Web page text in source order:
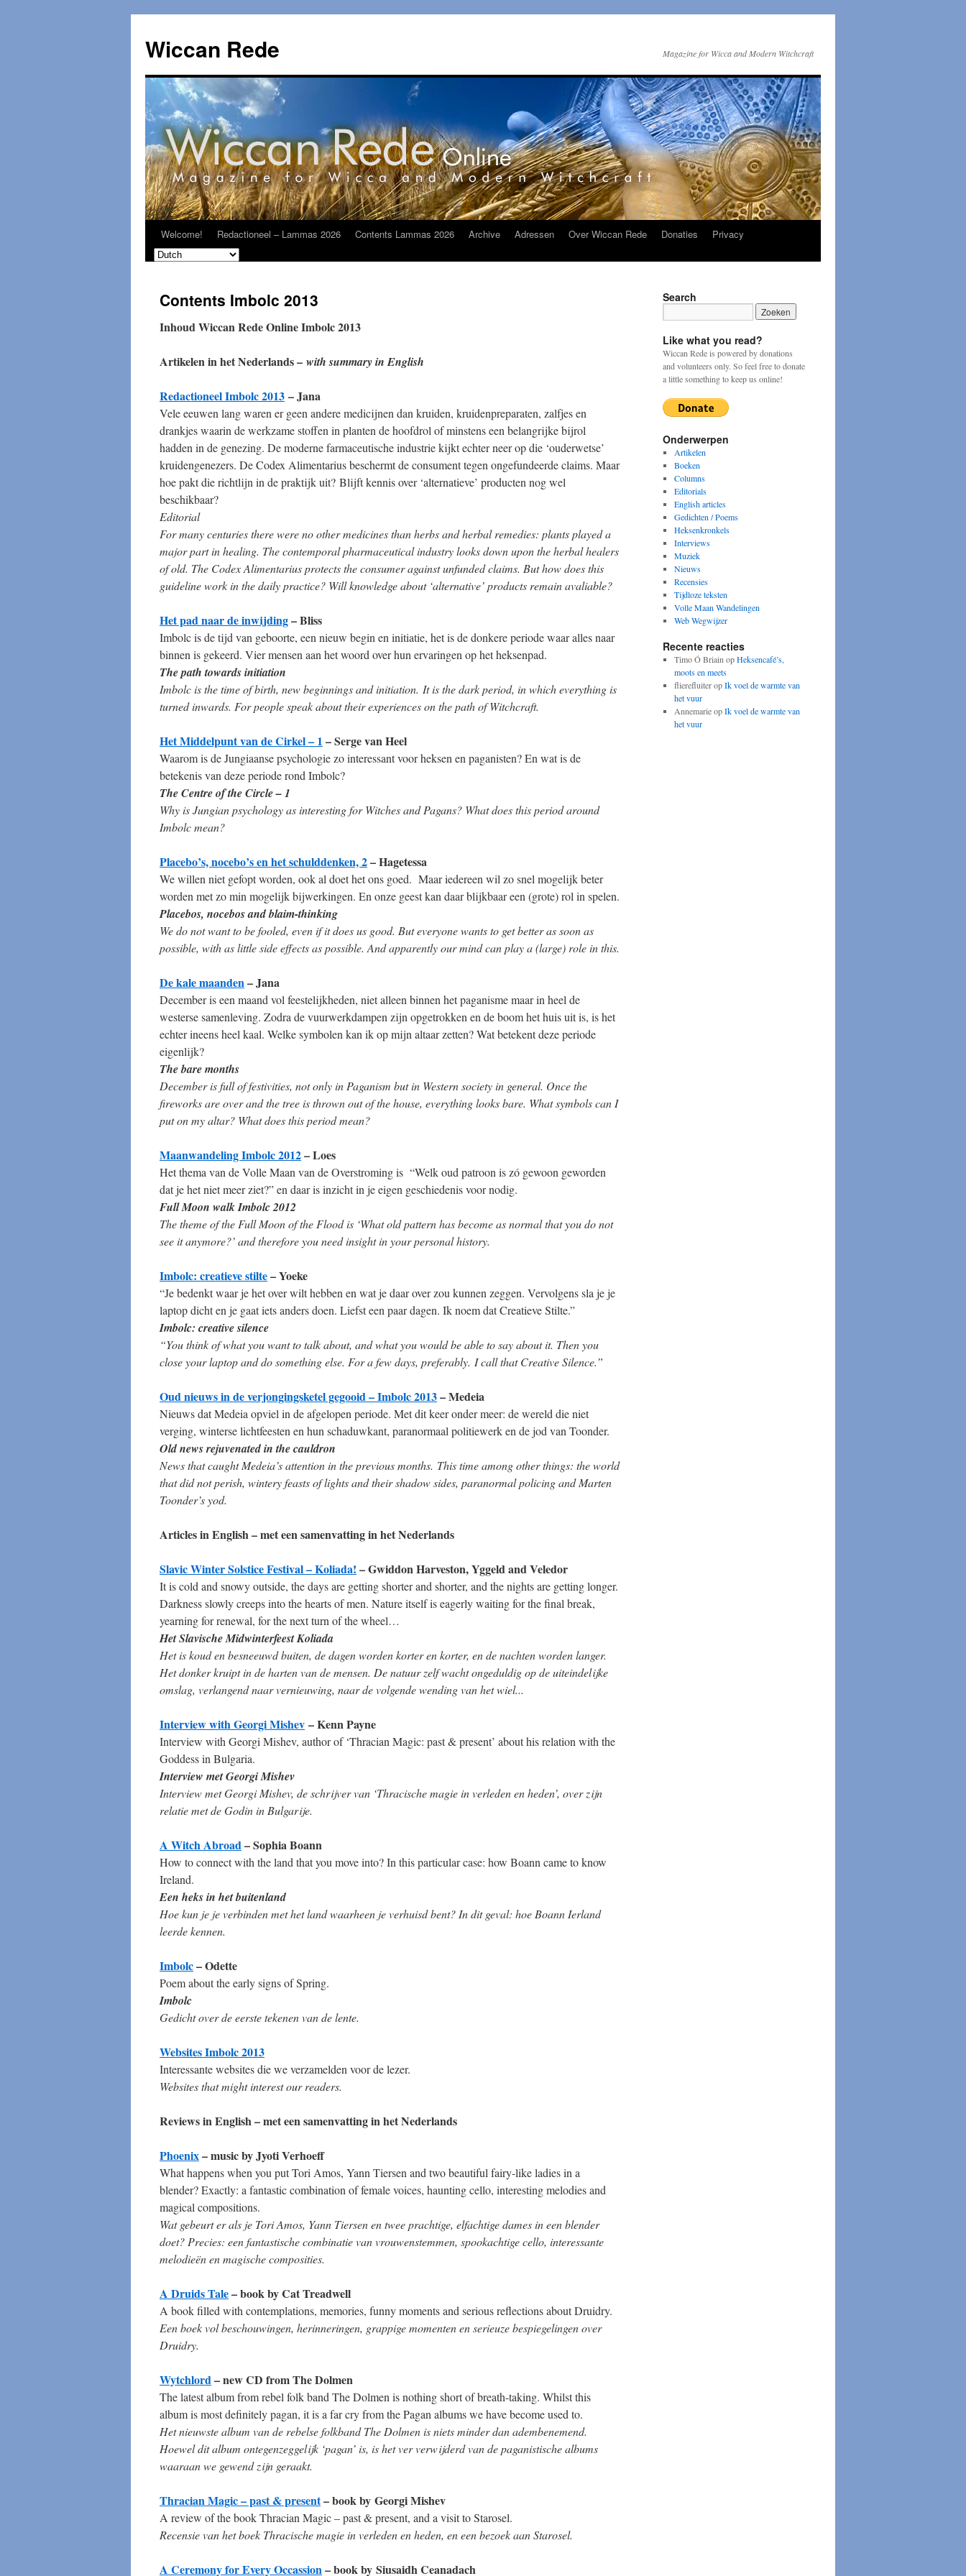
de
inhoud
Wiccan Rede Magazine for Wicca and Modern Witchcraft
Welcome! Redactioneel – Lammas 2026 Contents Lammas 2026 Archive Adressen Over Wiccan Rede Donaties Privacy
Contents Imbolc 2013
Inhoud Wiccan Rede Online Imbolc 2013
Artikelen in het Nederlands – with summary in English
Redactioneel Imbolc 2013 – Jana
Vele eeuwen lang waren er geen andere medicijnen dan kruiden, kruidenpreparaten, zalfjes en
drankjes waarin de werkzame stoffen in planten de hoofdrol of minstens een belangrijke bijrol
hadden in de genezing. De moderne farmaceutische industrie kijkt echter neer op die ‘ouderwetse’
kruidengenezers. De Codex Alimentarius beschermt de consument tegen ongefundeerde claims. Maar
hoe pakt die richtlijn in de praktijk uit? Blijft kennis over ‘alternatieve’ producten nog wel
beschikbaar?
Editorial
For many centuries there were no other medicines than herbs and herbal remedies: plants played a
major part in healing. The contemporal pharmaceutical industry looks down upon the herbal healers
of old. The Codex Alimentarius protects the consumer against unfunded claims. But how does this
guideline work in the daily practice? Will knowledge about ‘alternative’ products remain avaliable?
Het pad naar de inwijding– Bliss
Imbolc is de tijd van geboorte, een nieuw begin en initiatie, het is de donkere periode waar alles naar
binnen is gekeerd. Vier mensen aan het woord over hun ervaringen op het heksenpad.
The path towards initiation
Imbolc is the time of birth, new beginnings and initiation. It is the dark period, in which everything is
turned inwards. For people speak about their experiences on the path of Witchcraft.
Het Middelpunt van de Cirkel – 1 – Serge van Heel
Waarom is de Jungiaanse psychologie zo interessant voor heksen en paganisten? En wat is de
betekenis van deze periode rond Imbolc?
The Centre of the Circle – 1
Why is Jungian psychology as interesting for Witches and Pagans? What does this period around
Imbolc mean?
Placebo’s, nocebo’s en het schulddenken, 2– Hagetessa
We willen niet gefopt worden, ook al doet het ons goed. Maar iedereen wil zo snel mogelijk beter
worden met zo min mogelijk bijwerkingen. En onze geest kan daar blijkbaar een (grote) rol in spelen.
Placebos, nocebos and blaim-thinking
We do not want to be fooled, even if it does us good. But everyone wants to get better as soon as
possible, with as little side effects as possible. And apparently our mind can play a (large) role in this.
De kale maanden– Jana
December is een maand vol feestelijkheden, niet alleen binnen het paganisme maar in heel de
westerse samenleving. Zodra de vuurwerkdampen zijn opgetrokken en de boom het huis uit is, is het
echter ineens heel kaal. Welke symbolen kan ik op mijn altaar zetten? Wat betekent deze periode
eigenlijk?
The bare months
December is full of festivities, not only in Paganism but in Western society in general. Once the
fireworks are over and the tree is thrown out of the house, everything looks bare. What symbols can I
put on my altar? What does this period mean?
Maanwandeling Imbolc 2012– Loes
Het thema van de Volle Maan van de Overstroming is “Welk oud patroon is zó gewoon geworden
dat je het niet meer ziet?” en daar is inzicht in je eigen geschiedenis voor nodig.
Full Moon walk Imbolc 2012
The theme of the Full Moon of the Flood is ‘What old pattern has become as normal that you do not
see it anymore?’ and therefore you need insight in your personal history.
Imbolc: creatieve stilte– Yoeke
“Je bedenkt waar je het over wilt hebben en wat je daar over zou kunnen zeggen. Vervolgens sla je je
laptop dicht en je gaat iets anders doen. Liefst een paar dagen. Ik noem dat Creatieve Stilte.”
Imbolc: creative silence
“You think of what you want to talk about, and what you would be able to say about it. Then you
close your laptop and do something else. For a few days, preferably. I call that Creative Silence.”
Oud nieuws in de verjongingsketel gegooid – Imbolc 2013– Medeia
Nieuws dat Medeia opviel in de afgelopen periode. Met dit keer onder meer: de wereld die niet
verging, winterse lichtfeesten en hun schaduwkant, paranormaal politiewerk en de jod van Toonder.
Old news rejuvenated in the cauldron
News that caught Medeia’s attention in the previous months. This time among other things: the world
that did not perish, wintery feasts of lights and their shadow sides, paranormal policing and Marten
Toonder’s yod.
Articles in English – met een samenvatting in het Nederlands
Slavic Winter Solstice Festival – Koliada! – Gwiddon Harveston, Yggeld and Veledor
It is cold and snowy outside, the days are getting shorter and shorter, and the nights are getting longer.
Darkness slowly creeps into the hearts of men. Nature itself is eagerly waiting for the final break,
yearning for renewal, for the next turn of the wheel…
Het Slavische Midwinterfeest Koliada
Het is koud en besneeuwd buiten, de dagen worden korter en korter, en de nachten worden langer.
Het donker kruipt in de harten van de mensen. De natuur zelf wacht ongeduldig op de uiteindelijke
omslag, verlangend naar vernieuwing, naar de volgende wending van het wiel...
Interview with Georgi Mishev – Kenn Payne
Interview with Georgi Mishev, author of ‘Thracian Magic: past & present’ about his relation with the
Goddess in Bulgaria.
Interview met Georgi Mishev
Interview met Georgi Mishev, de schrijver van ‘Thracische magie in verleden en heden’, over zijn
relatie met de Godin in Bulgarije.
A Witch Abroad– Sophia Boann
How to connect with the land that you move into? In this particular case: how Boann came to know
Ireland.
Een heks in het buitenland
Hoe kun je je verbinden met het land waarheen je verhuisd bent? In dit geval: hoe Boann Ierland
leerde kennen.
Imbolc– Odette
Poem about the early signs of Spring.
Imbolc
Gedicht over de eerste tekenen van de lente.
Websites Imbolc 2013
Interessante websites die we verzamelden voor de lezer.
Websites that might interest our readers.
Reviews in English – met een samenvatting in het Nederlands
Phoenix– music by Jyoti Verhoeff
What happens when you put Tori Amos, Yann Tiersen and two beautiful fairy-like ladies in a
blender? Exactly: a fantastic combination of female voices, haunting cello, interesting melodies and
magical compositions.
Wat gebeurt er als je Tori Amos, Yann Tiersen en twee prachtige, elfachtige dames in een blender
doet? Precies: een fantastische combinatie van vrouwenstemmen, spookachtige cello, interessante
melodieën en magische composities.
A Druids Tale– book by Cat Treadwell
A book filled with contemplations, memories, funny moments and serious reflections about Druidry.
Een boek vol beschouwingen, herinneringen, grappige momenten en serieuze bespiegelingen over
Druidry.
Wytchlord– new CD from The Dolmen
The latest album from rebel folk band The Dolmen is nothing short of breath-taking. Whilst this
album is most definitely pagan, it is a far cry from the Pagan albums we have become used to.
Het nieuwste album van de rebelse folkband The Dolmen is niets minder dan adembenemend.
Hoewel dit album ontegenzeggelijk ‘pagan’ is, is het ver verwijderd van de paganistische albums
waaraan we gewend zijn geraakt.
Thracian Magic – past & present– book by Georgi Mishev
A review of the book Thracian Magic – past & present, and a visit to Starosel.
Recensie van het boek Thracische magie in verleden en heden, en een bezoek aan Starosel.
A Ceremony for Every Occassion– book by Siusaidh Ceanadach
Search
Like what you read?
Wiccan Rede is powered by donations
and volunteers only. So feel free to donate
a little something to keep us online!
Onderwerpen
Artikelen
Boeken
Columns
Editorials
English articles
Gedichten / Poems
Heksenkronkels
Interviews
Muziek
Nieuws
Recensies
Tijdloze teksten
Volle Maan Wandelingen
Web Wegwijzer
Recente reacties
Timo Ó Briain opHeksencafé’s,
moots en meets
flierefluiteropIk voel de warmte van
het vuur
AnnemarieopIk voel de warmte van
het vuur